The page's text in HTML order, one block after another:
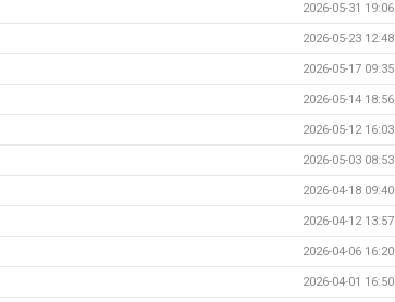
2026-05-31 19:06
2026-05-23 12:48
2026-05-17 09:35
2026-05-14 18:56
2026-05-12 16:03
2026-05-03 08:53
2026-04-18 09:40
2026-04-12 13:57
2026-04-06 16:20
2026-04-01 16:50